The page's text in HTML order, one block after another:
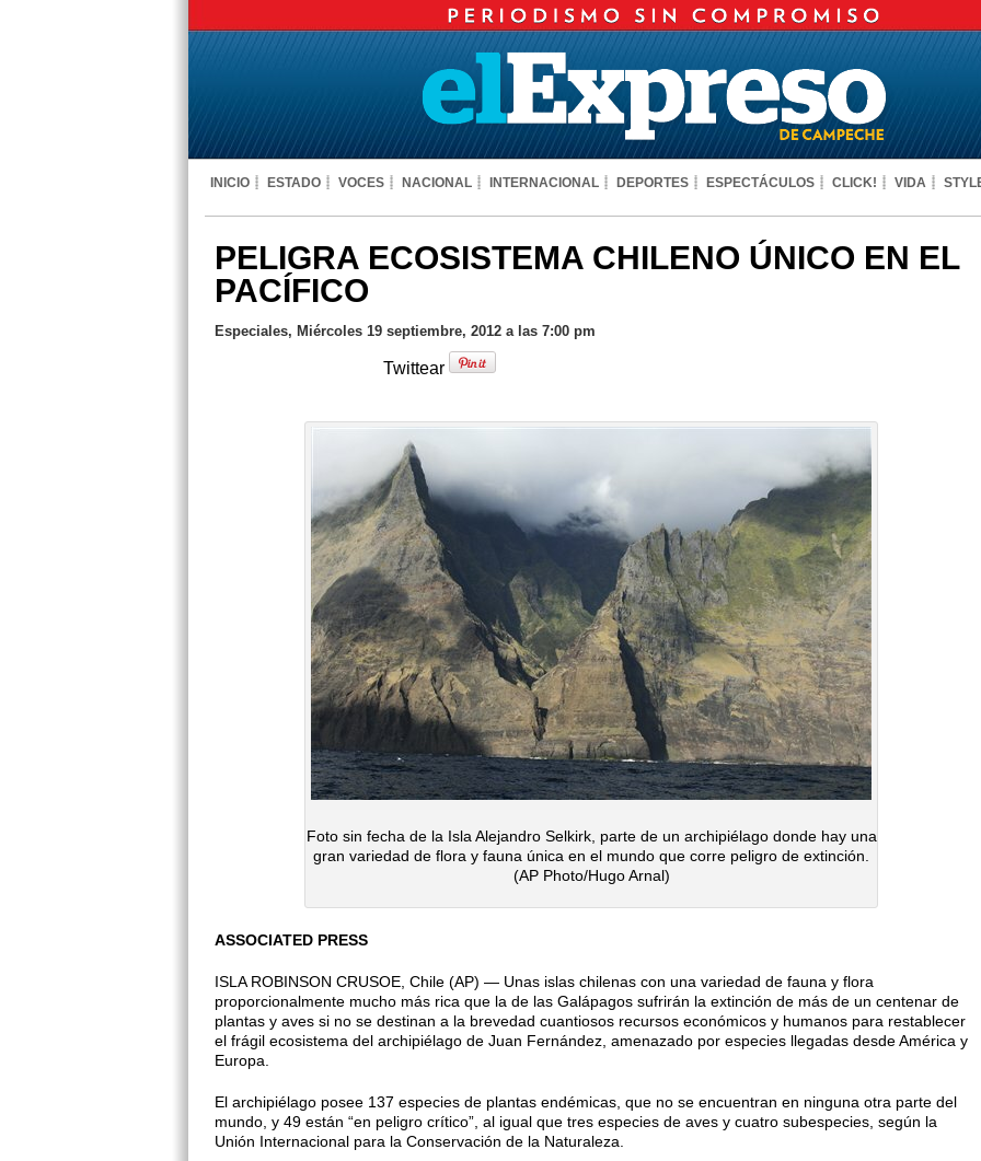
INICIO ESTADO VOCES NACIONAL INTERNACIONAL DEPORTES ESPECTÁCULOS CLICK! VIDA
PELIGRA ECOSISTEMA CHILENO ÚNICO EN EL
PACÍFICO
Especiales, Miércoles 19 septiembre, 2012 a las 7:00 pm
Twittear
Foto sin fecha de la Isla Alejandro Selkirk, parte de un archipiélago donde hay una
gran variedad de flora y fauna única en el mundo que corre peligro de extinción.
(AP Photo/Hugo Arnal)
ASSOCIATED PRESS
ISLA ROBINSON CRUSOE, Chile (AP) — Unas islas chilenas con una variedad de fauna y flora
proporcionalmente mucho más rica que la de las Galápagos sufrirán la extinción de más de un centenar de
plantas y aves si no se destinan a la brevedad cuantiosos recursos económicos y humanos para restablecer
el frágil ecosistema del archipiélago de Juan Fernández, amenazado por especies llegadas desde América y
Europa.
El archipiélago posee 137 especies de plantas endémicas, que no se encuentran en ninguna otra parte del
mundo, y 49 están “en peligro crítico”, al igual que tres especies de aves y cuatro subespecies, según la
Unión Internacional para la Conservación de la Naturaleza.